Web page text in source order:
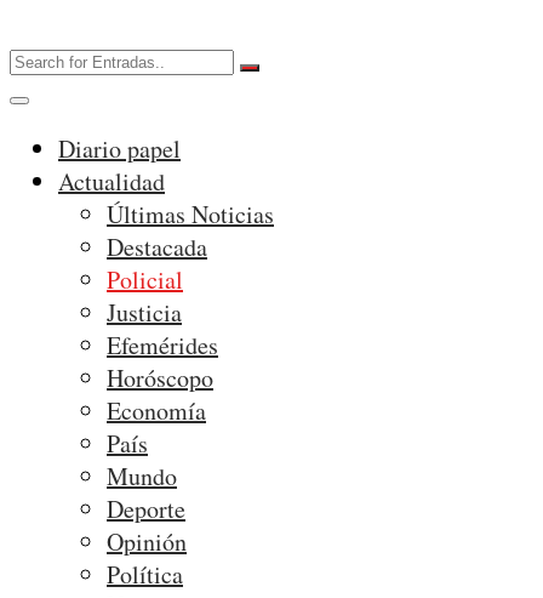
Diario papel
Actualidad
Últimas Noticias
Destacada
Policial
Justicia
Efemérides
Horóscopo
Economía
País
Mundo
Deporte
Opinión
Política